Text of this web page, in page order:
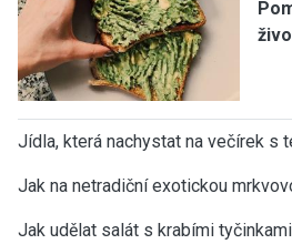
Jídla, která nachystat na večírek s
Jak na netradiční exotickou
Jak udělat salát s krabími